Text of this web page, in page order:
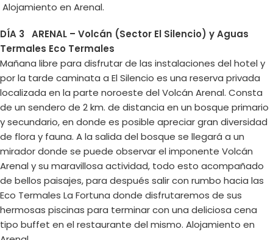
Alojamiento en Arenal.
DÍA 3 ARENAL – Volcán (Sector El Silencio) y Aguas
Termales Eco Termales
Mañana libre para disfrutar de las instalaciones del hotel y
por la tarde caminata a El Silencio es una reserva privada
localizada en la parte noroeste del Volcán Arenal. Consta
de un sendero de 2 km. de distancia en un bosque primario
y secundario, en donde es posible apreciar gran diversidad
de flora y fauna. A la salida del bosque se llegará a un
mirador donde se puede observar el imponente Volcán
Arenal y su maravillosa actividad, todo esto acompañado
de bellos paisajes, para después salir con rumbo hacia las
Eco Termales La Fortuna donde disfrutaremos de sus
hermosas piscinas para terminar con una deliciosa cena
tipo buffet en el restaurante del mismo. Alojamiento en